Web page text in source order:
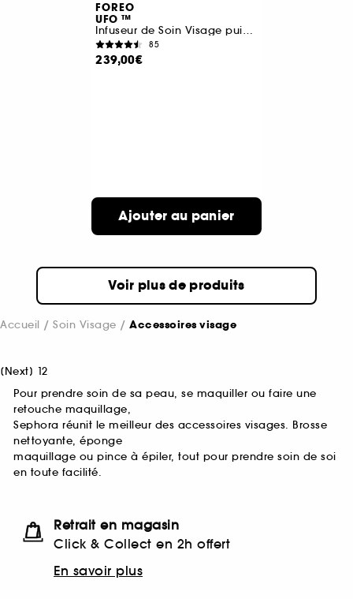
FOREO
UFO ™
Infuseur de Soin Visage puissant
85
239,00€
Ajouter au panier
Voir plus de produits
Accueil Soin Visage Accessoires visage
[Next] 12
Pour prendre soin de sa peau, se maquiller ou faire une
retouche maquillage,
Sephora réunit le meilleur des accessoires visages. Brosse
nettoyante, éponge
maquillage ou pince à épiler, tout pour prendre soin de soi
en toute facilité.
Retrait en magasin
Click & Collect en 2h offert
En savoir plus